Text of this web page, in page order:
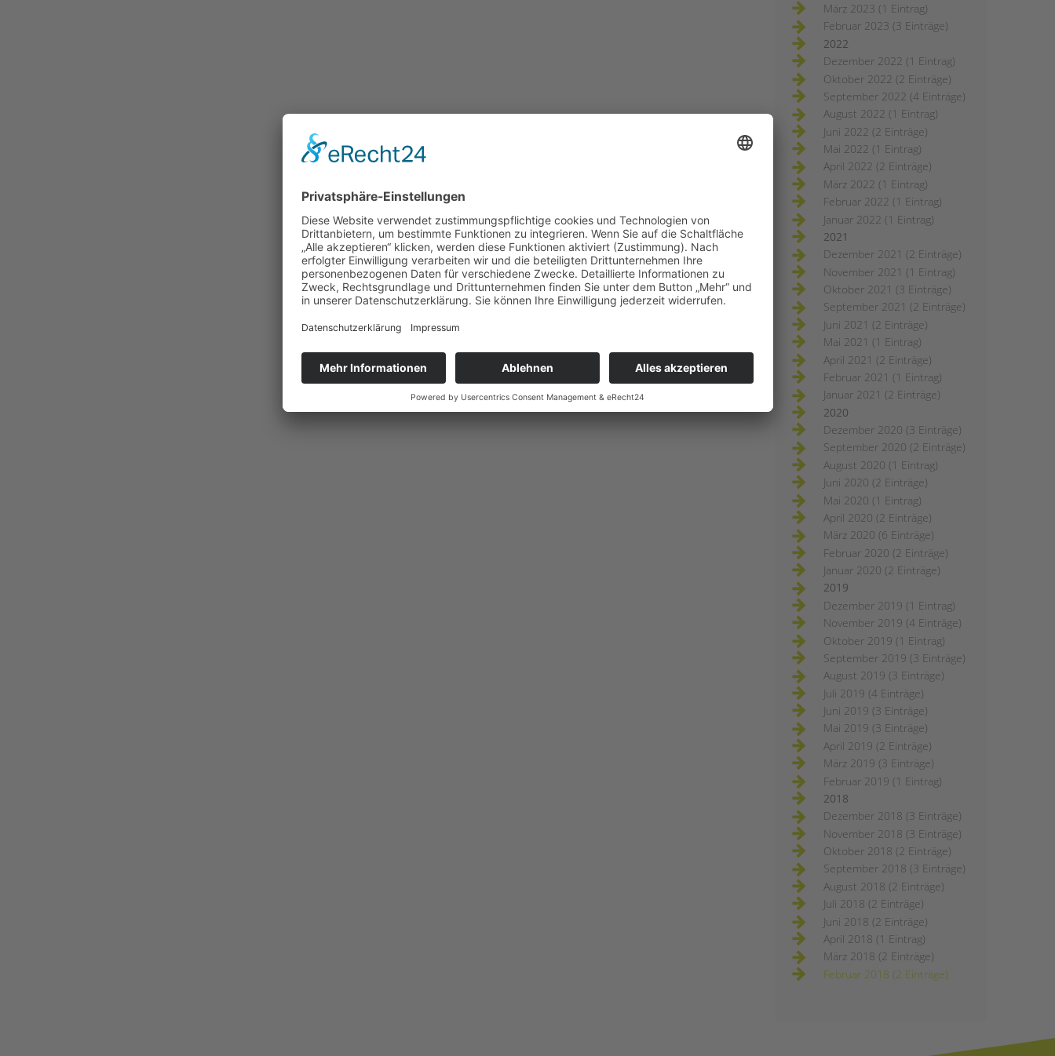
März 2023 (1 Eintrag)
Februar 2023 (3 Einträge)
2022
Dezember 2022 (1 Eintrag)
Oktober 2022 (2 Einträge)
September 2022 (4 Einträge)
August 2022 (1 Eintrag)
Juni 2022 (2 Einträge)
Mai 2022 (1 Eintrag)
April 2022 (2 Einträge)
März 2022 (1 Eintrag)
Februar 2022 (1 Eintrag)
Januar 2022 (1 Eintrag)
2021
Dezember 2021 (2 Einträge)
November 2021 (1 Eintrag)
Oktober 2021 (3 Einträge)
September 2021 (2 Einträge)
Juni 2021 (2 Einträge)
Mai 2021 (1 Eintrag)
April 2021 (2 Einträge)
Februar 2021 (1 Eintrag)
Januar 2021 (2 Einträge)
2020
Dezember 2020 (3 Einträge)
September 2020 (2 Einträge)
August 2020 (1 Eintrag)
Juni 2020 (2 Einträge)
Mai 2020 (1 Eintrag)
April 2020 (2 Einträge)
März 2020 (6 Einträge)
Februar 2020 (2 Einträge)
Januar 2020 (2 Einträge)
2019
Dezember 2019 (1 Eintrag)
November 2019 (4 Einträge)
Oktober 2019 (1 Eintrag)
September 2019 (3 Einträge)
August 2019 (3 Einträge)
Juli 2019 (4 Einträge)
Juni 2019 (3 Einträge)
Mai 2019 (3 Einträge)
April 2019 (2 Einträge)
März 2019 (3 Einträge)
Februar 2019 (1 Eintrag)
2018
Dezember 2018 (3 Einträge)
November 2018 (3 Einträge)
Oktober 2018 (2 Einträge)
September 2018 (3 Einträge)
August 2018 (2 Einträge)
Juli 2018 (2 Einträge)
Juni 2018 (2 Einträge)
April 2018 (1 Eintrag)
März 2018 (2 Einträge)
Februar 2018 (2 Einträge)